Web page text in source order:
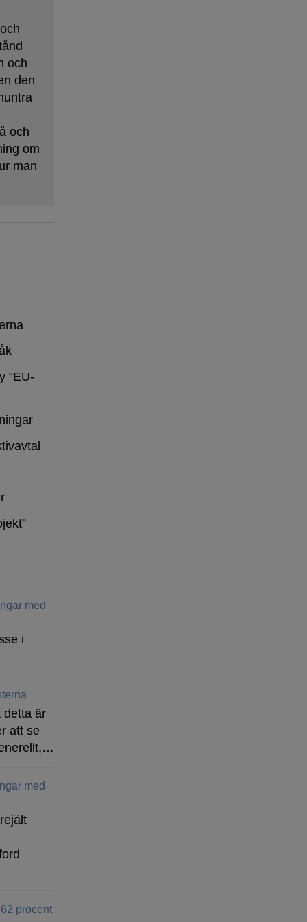
och
den
och
om
man
“EU-
med
i
detta är
att se
med
procent